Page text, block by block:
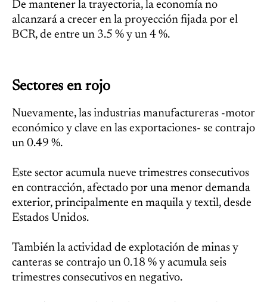
De mantener la trayectoria, la economía no
alcanzará a crecer en la proyección fijada por el
BCR, de entre un 3.5 % y un 4 %.
Sectores en rojo
Nuevamente, las industrias manufactureras -motor
económico y clave en las exportaciones- se contrajo
un 0.49 %.
Este sector acumula nueve trimestres consecutivos
en contracción, afectado por una menor demanda
exterior, principalmente en maquila y textil, desde
Estados Unidos.
También la actividad de explotación de minas y
canteras se contrajo un 0.18 % y acumula seis
trimestres consecutivos en negativo.